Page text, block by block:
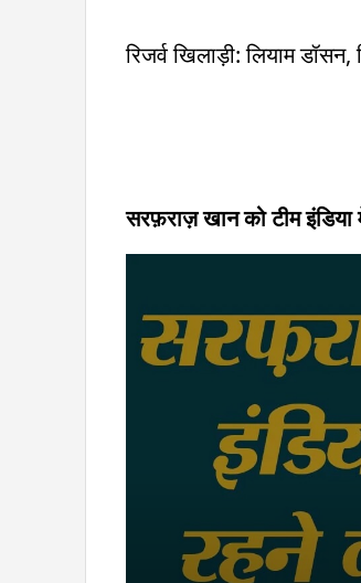
रिजर्व खिलाड़ी: लियाम
सरफ़राज़ खान को टीम इंडिया